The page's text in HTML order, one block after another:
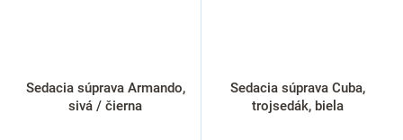
Sedacia súprava Armando,
sivá / čierna
Sedacia súprava Cuba,
trojsedák, biela